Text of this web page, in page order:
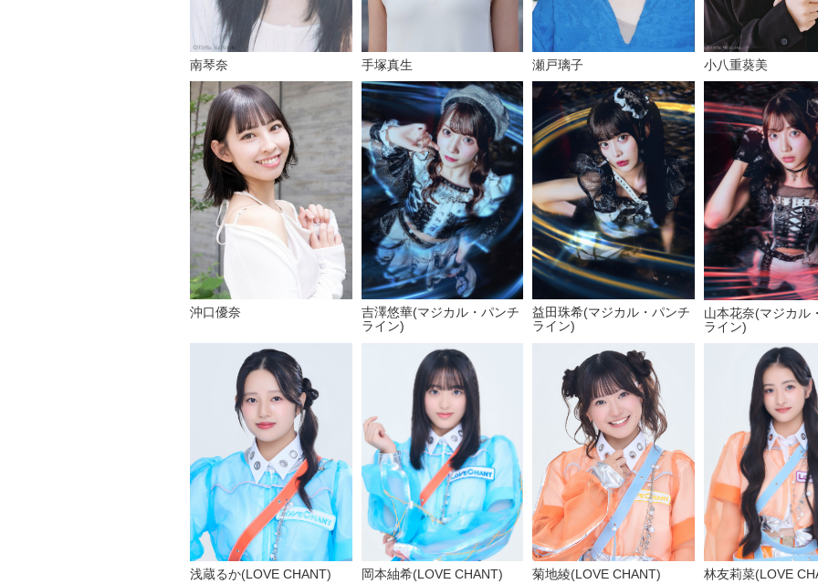
南琴奈 手塚真生 瀬戸璃子 小八重葵美
沖口優奈
吉澤悠華(マジカル・パンチ
ライン)
益田珠希(マジカル・パンチ
ライン)
山本花奈(マジカル
ライン)
浅蔵るか(LOVE CHANT) 岡本紬希(LOVE CHANT) 菊地綾(LOVE CHANT) 林友莉菜(LOVE